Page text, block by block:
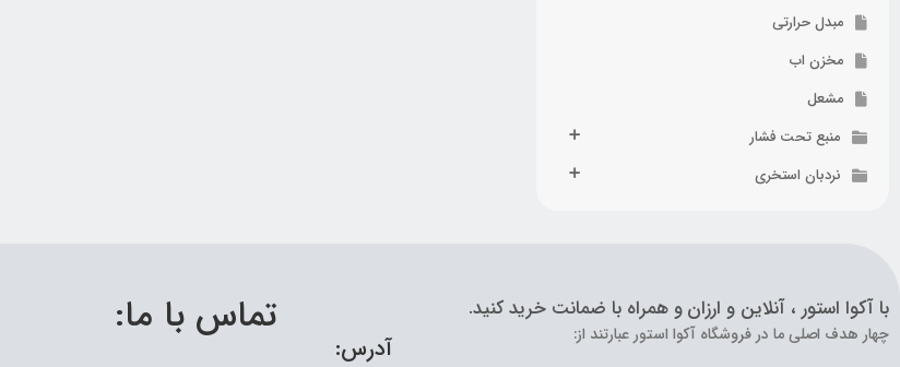
مبدل حرارتی
مخزن اب
مشعل
منبع تحت فشار
نردبان استخری
با آکوا استور ، آنلاین و ارزان و همراه با ضمانت خرید کنید.
چهار هدف اصلی ما در فروشگاه آکوا استور عبارتند از: تماس با ما:
آدرس: